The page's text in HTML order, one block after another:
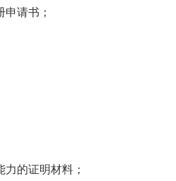
请书；
的证明材料；